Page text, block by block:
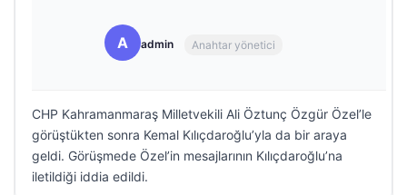
A admin Anahtar yönetici
CHP Kahramanmaraş Milletvekili Ali Öztunç Özgür Özel’le
görüştükten sonra Kemal Kılıçdaroğlu’yla da bir araya
geldi. Görüşmede Özel’in mesajlarının Kılıçdaroğlu’na
iletildiği iddia edildi.